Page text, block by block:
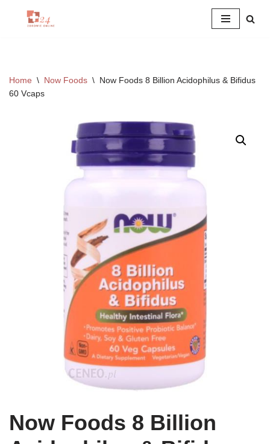
Home \ Now Foods \ Now Foods 8 Billion Acidophilus & Bifidus
60 Vcaps
Now Foods 8 Billion